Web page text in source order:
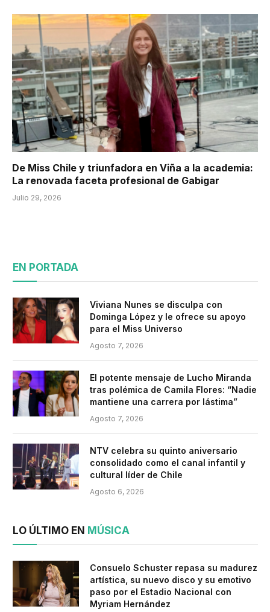
De Miss Chile y triunfadora en Viña a la academia:
La renovada faceta profesional de Gabigar
Julio 29, 2026
EN PORTADA
Viviana Nunes se disculpa con
Dominga López y le ofrece su apoyo
para el Miss Universo
Agosto 7, 2026
El potente mensaje de Lucho Miranda
tras polémica de Camila Flores: “Nadie
mantiene una carrera por lástima”
Agosto 7, 2026
NTV celebra su quinto aniversario
consolidado como el canal infantil y
cultural líder de Chile
Agosto 6, 2026
LO ÚLTIMO EN MÚSICA
Consuelo Schuster repasa su madurez
artística, su nuevo disco y su emotivo
paso por el Estadio Nacional con
Myriam Hernández